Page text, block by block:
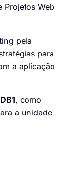
Projetos Web
pela
para
a aplicação
DB1, como
a unidade